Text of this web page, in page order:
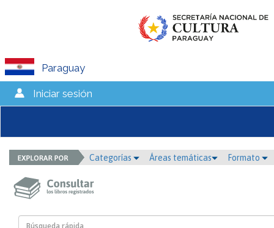
Paraguay
Iniciar sesión
Categorías Áreas temáticas Formato